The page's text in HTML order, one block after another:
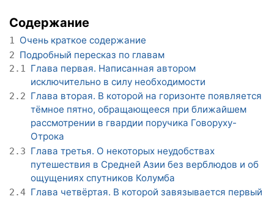
Содержание
1 Очень краткое содержание
2 Подробный пересказ по главам
2.1 Глава первая. Написанная автором
исключительно в силу необходимости
2.2 Глава вторая. В которой на горизонте появляется
тёмное пятно, обращающееся при ближайшем
рассмотрении в гвардии поручика Говоруху-
Отрока
2.3 Глава третья. О некоторых неудобствах
путешествия в Средней Азии без верблюдов и об
ощущениях спутников Колумба
2.4 Глава четвёртая. В которой завязывается первый